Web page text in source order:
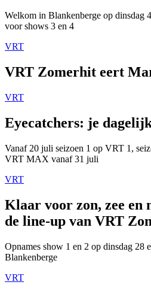
Welkom in Blankenberge op dinsdag
voor shows 3 en 4
VRT
VRT Zomerhit eert
VRT
Eyecatchers: je
Vanaf 20 juli seizoen 1 op VRT 1,
VRT MAX vanaf 31 juli
VRT
Klaar voor zon, zee en
de line-up van VRT
Opnames show 1 en 2 op dinsdag 28
Blankenberge
VRT